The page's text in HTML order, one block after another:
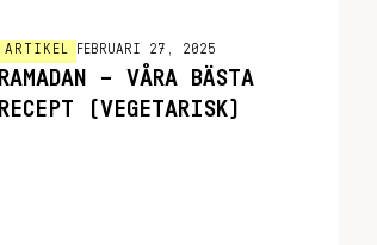
ARTIKEL FEBRUARI 27, 2025
RAMADAN – VÅRA BÄSTA
RECEPT (VEGETARISK)